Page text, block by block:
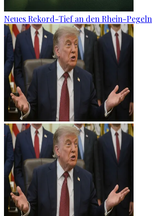
Neues Rekord-Tief an den Rhein-Pegeln